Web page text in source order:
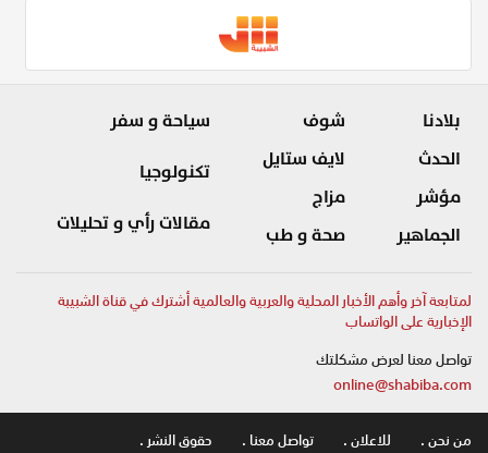
بلادنا
الحدث
مؤشر
الجماهير
شوف
لايف ستايل
مزاج
صحة و طب
سياحة و سفر
تكنولوجيا
مقالات رأي و تحليلات
لمتابعة آخر وأهم الأخبار المحلية والعربية والعالمية أشترك في قناة الشبيبة
الإخبارية على الواتساب
تواصل معنا لعرض مشكلتك
online@shabiba.com
من نحن .
للاعلان . تواصل معنا . حقوق النشر .